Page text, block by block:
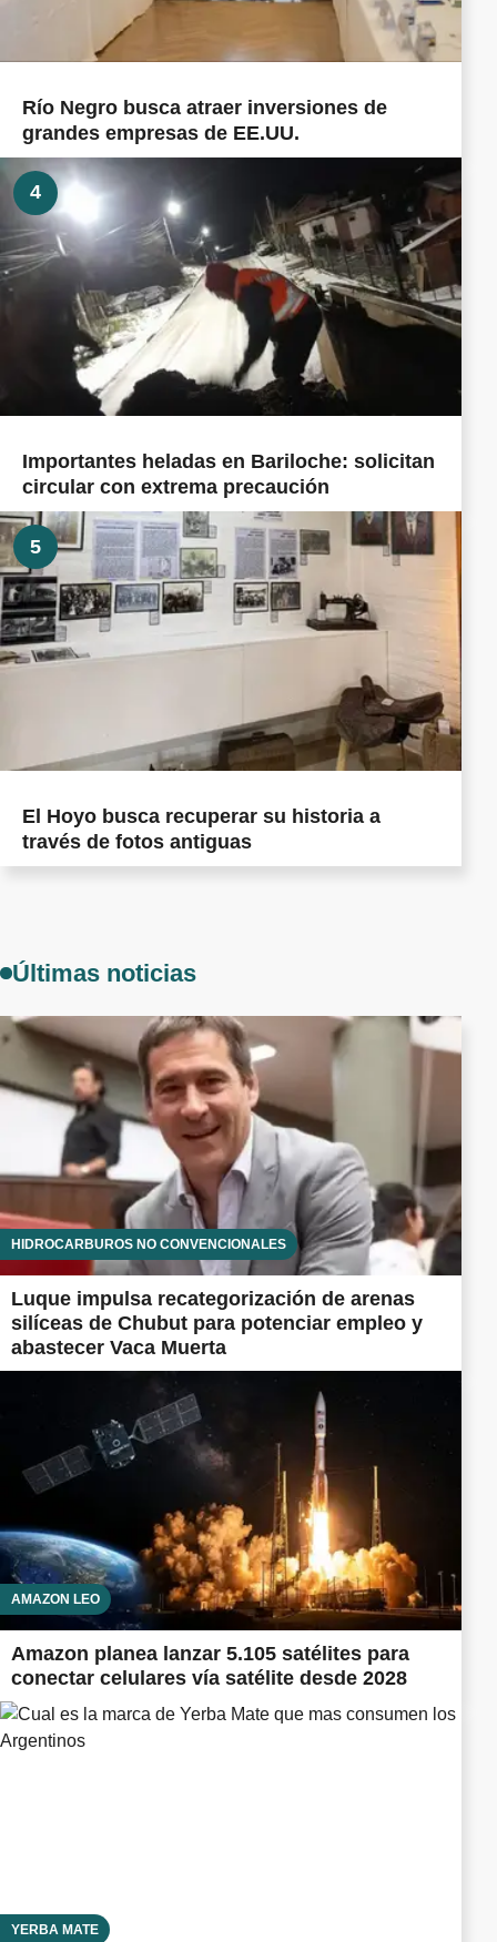
Río Negro busca atraer inversiones de
grandes empresas de EE.UU.
4
Importantes heladas en Bariloche: solicitan
circular con extrema precaución
5
El Hoyo busca recuperar su historia a
través de fotos antiguas
Últimas noticias
HIDROCARBUROS NO CONVENCIONALES
Luque impulsa recategorización de arenas
silíceas de Chubut para potenciar empleo y
abastecer Vaca Muerta
AMAZON LEO
Amazon planea lanzar 5.105 satélites para
conectar celulares vía satélite desde 2028
YERBA MATE